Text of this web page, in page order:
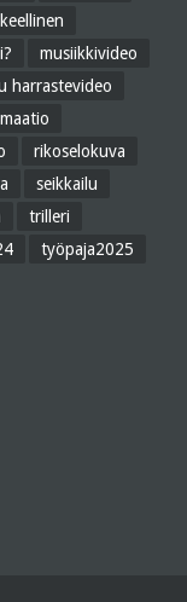
musiikkivideo
harrastevideo
rikoselokuva
seikkailu
trilleri
työpaja2025